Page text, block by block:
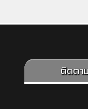
ติดตา